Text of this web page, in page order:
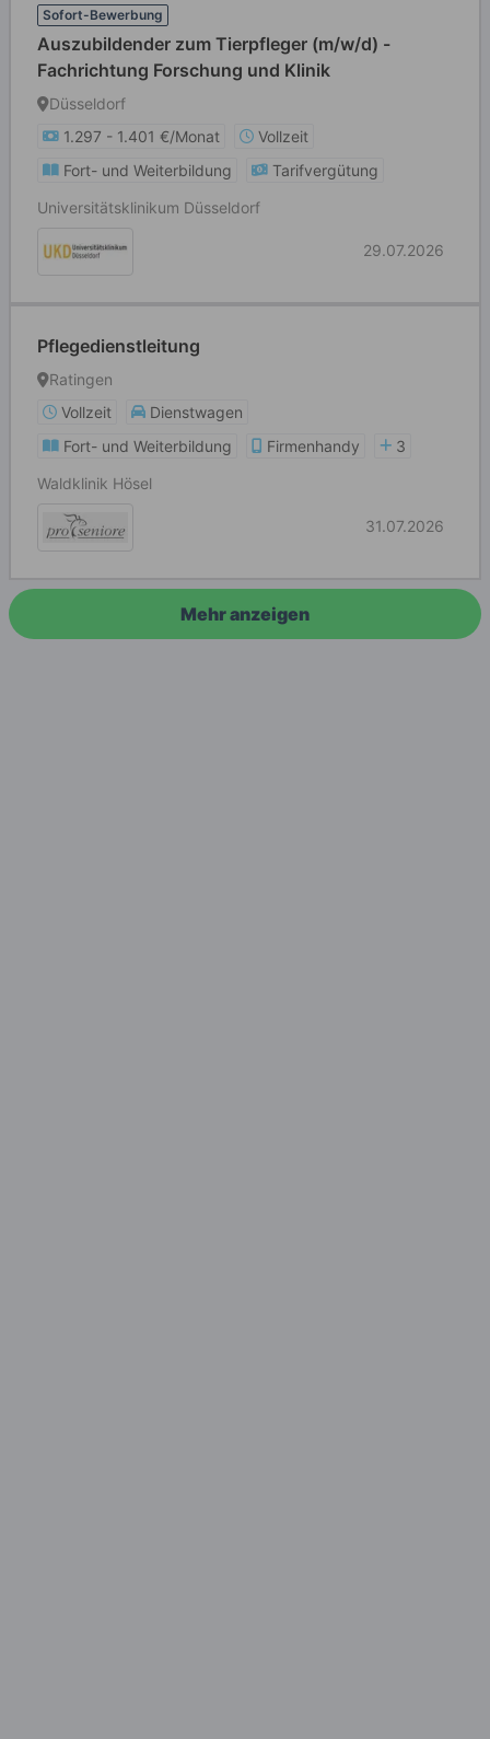
Sofort-Bewerbung
Auszubildender zum Tierpfleger (m/w/d) -
Fachrichtung Forschung und Klinik
Düsseldorf
1.297 - 1.401 €/Monat
Vollzeit
Fort- und Weiterbildung
Tarifvergütung
Universitätsklinikum Düsseldorf
29.07.2026
Pflegedienstleitung
Ratingen
Vollzeit
Dienstwagen
Fort- und Weiterbildung
Firmenhandy
3
Waldklinik Hösel
31.07.2026
Mehr anzeigen